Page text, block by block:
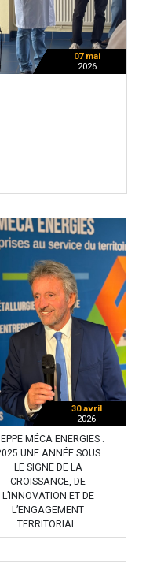
07 mai
2026
30 avril
2026
MÉCA ENERGIES :
UNE ANNÉE SOUS
LE SIGNE DE LA
CROISSANCE, DE
L’INNOVATION ET DE
L’ENGAGEMENT
TERRITORIAL.